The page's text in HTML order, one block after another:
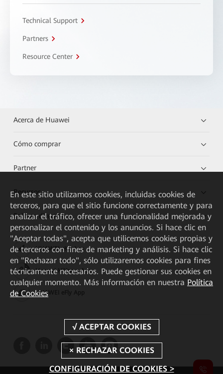
Technical Support
Partners
Resource Center
Acerca de Huawei
Cómo comprar
Partner
Recursos
Enlaces directos
HUAWEI eKit App
Huawei HiKnow App
HUAWEI eFly App
En este sitio utilizamos cookies, incluidas cookies de
terceros, para que el sitio funcione correctamente y para
analizar el tráfico, ofrecer una funcionalidad mejorada y
personalizar el contenido y los anuncios. Si hace clic en
"Aceptar todas", acepta que utilicemos cookies propias y
de terceros con fines de marketing y análisis. Si hace clic
en "Rechazar todo", sólo utilizaremos cookies para fines
técnicamente necesarios. Puede gestionar sus cookies en
cualquier momento. Más información en nuestra Política
de Cookies
CONFIGURACIÓN DE COOKIES >